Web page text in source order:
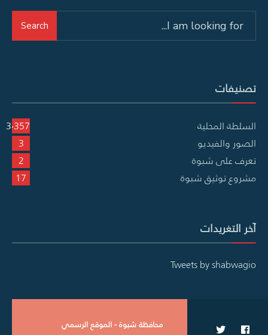
Search
تصنيفات
السلطة المحلية
3٬357
الصور والفيديو
3
تعرف على شبوة
2
مشروع توثيق شبوة
17
آخر التغريدات
Tweets by shabwagio
محافظة شبوة - الموقع الرسمي